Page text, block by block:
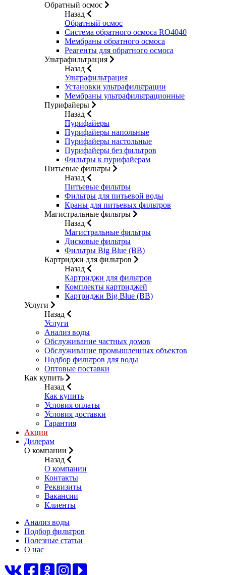
Обратный осмос
Назад
Обратный осмос
Система обратного осмоса RO4040
Мембраны обратного осмоса
Реагенты для обратного осмоса
Ультрафильтрация
Назад
Ультрафильтрация
Установки ультрафильтрации
Мембраны ультрафильтрационные
Пурифайеры
Назад
Пурифайеры
Пурифайеры напольные
Пурифайеры настольные
Пурифайеры без фильтров
Фильтры к пурифайерам
Питьевые фильтры
Назад
Питьевые фильтры
Фильтры для питьевой воды
Краны для питьевых фильтров
Магистральные фильтры
Назад
Магистральные фильтры
Дисковые фильтры
Фильтры Big Blue (BB)
Картриджи для фильтров
Назад
Картриджи для фильтров
Комплекты картриджей
Картриджи Big Blue (BB)
Услуги
Назад
Услуги
Анализ воды
Обслуживание частных домов
Обслуживание промышленных объектов
Подбор фильтров для воды
Оптовые поставки
Как купить
Назад
Как купить
Условия оплаты
Условия доставки
Гарантия
Акции
Дилерам
О компании
Назад
О компании
Контакты
Реквизиты
Вакансии
Клиенты
Анализ воды
Подбор фильтров
Полезные статьи
О нас